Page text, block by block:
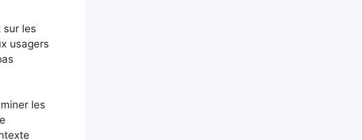
sur les
usagers
les